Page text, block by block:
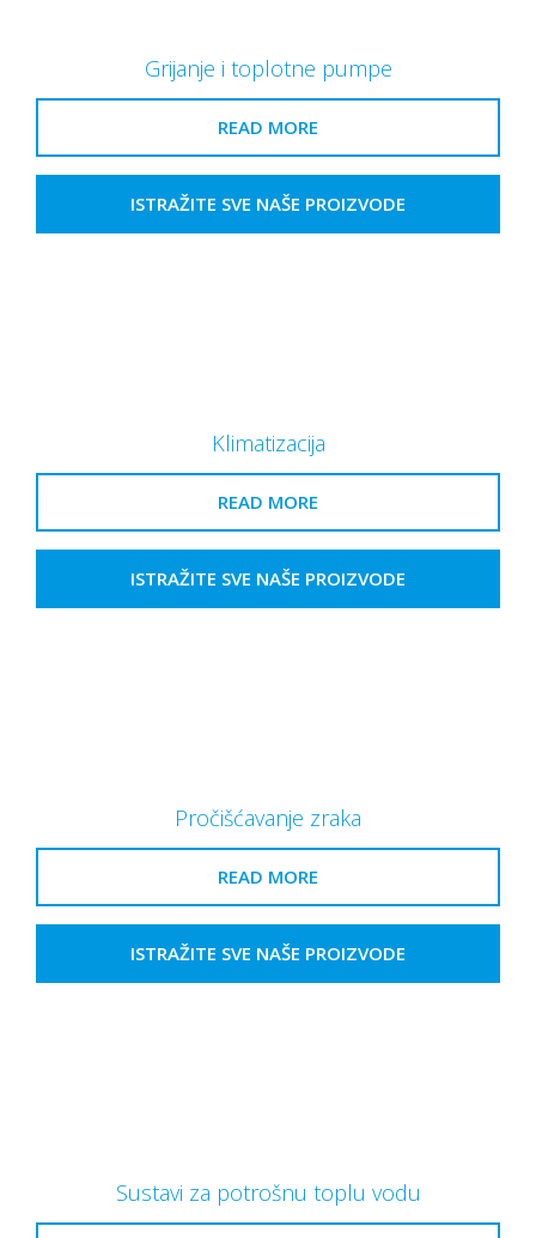
Grijanje i toplotne pumpe
READ MORE
ISTRAŽITE SVE NAŠE PROIZVODE
Klimatizacija
READ MORE
ISTRAŽITE SVE NAŠE PROIZVODE
Pročišćavanje zraka
READ MORE
ISTRAŽITE SVE NAŠE PROIZVODE
Sustavi za potrošnu toplu vodu